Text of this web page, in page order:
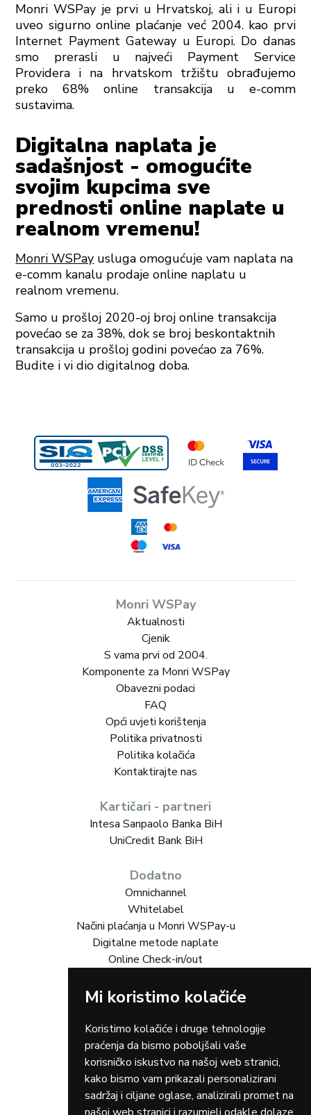
Mi koristimo kolačiće
Koristimo kolačiće i druge tehnologije
praćenja da bismo poboljšali vaše
korisničko iskustvo na našoj web stranici,
kako bismo vam prikazali personalizirani
sadržaj i ciljane oglase, analizirali promet na
Monri WSPay je prvi u Hrvatskoj, ali i u Europi
uveo sigurno online plaćanje već 2004. kao prvi
Internet Payment Gateway u Europi. Do danas
smo prerasli u najveći Payment Service
Providera i na hrvatskom tržištu obrađujemo
preko 68% online transakcija u e-comm
sustavima.
Digitalna naplata je
sadašnjost - omogućite
svojim kupcima sve
prednosti online naplate u
realnom vremenu!
Monri WSPay usluga omogućuje vam naplata na
e-comm kanalu prodaje online naplatu u
realnom vremenu.
Samo u prošloj 2020-oj broj online transakcija
povećao se za 38%, dok se broj beskontaktnih
transakcija u prošloj godini povećao za 76%.
Budite i vi dio digitalnog doba.
Monri WSPay
Aktualnosti
Cjenik
S vama prvi od 2004.
Komponente za Monri WSPay
Obavezni podaci
FAQ
Opći uvjeti korištenja
Politika privatnosti
Politika kolačića
Kontaktirajte nas
Kartičari - partneri
Intesa Sanpaolo Banka BiH
UniCredit Bank BiH
Dodatno
Omnichannel
Whitelabel
Načini plaćanja u Monri WSPay-u
Digitalne metode naplate
Online Check-in/out
Rješenja za vas
Turizam
Gastro
Rent-a-car
Dostava
Zdravstvo
Osiguranja